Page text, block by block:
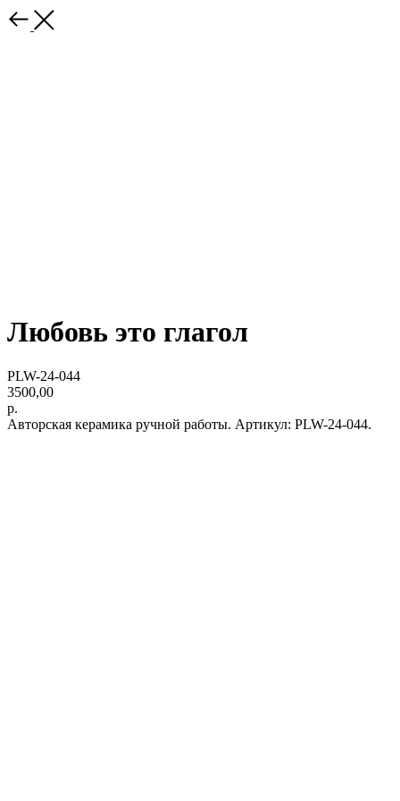
Любовь это глагол
PLW-24-044
3500,00
р.
Авторская керамика ручной работы. Артикул: PLW-24-044.